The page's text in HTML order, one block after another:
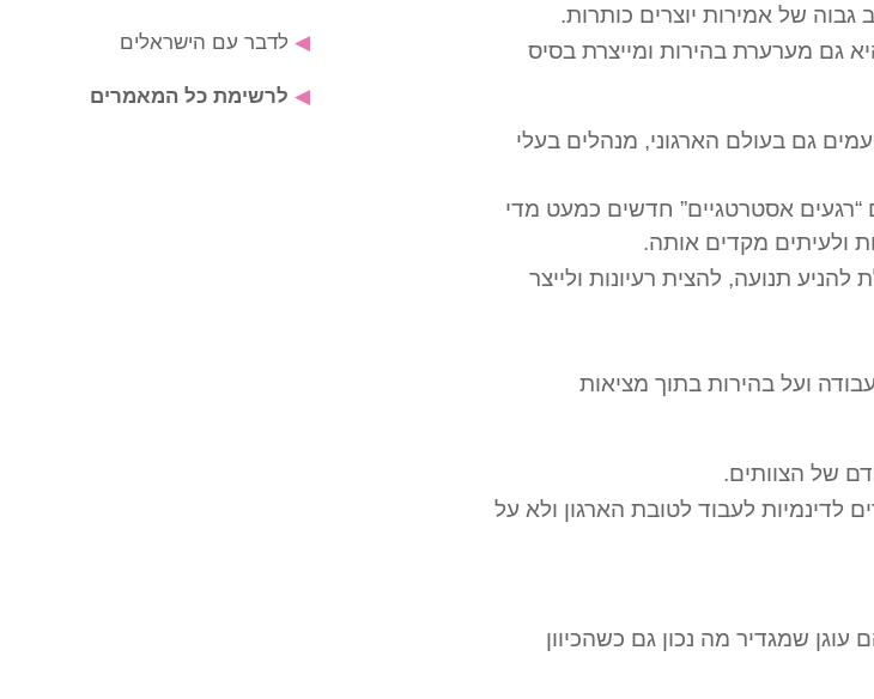
גבוה של אמירות יוצרים כותרות.
היא גם מערערת בהירות ומייצרת בסיס
גם בעולם הארגוני, מנהלים בעלי
“רגעים אסטרטגיים” חדשים כמעט מדי
ולעיתים מקדים אותה.
להניע תנועה, להצית רעיונות ולייצר
ועל בהירות בתוך מציאות
של הצוותים.
לעבוד לטובת הארגון ולא על
שמגדיר מה נכון גם כשהכיוון
◀ לדבר עם הישראלים
◀ לרשימת כל המאמרים